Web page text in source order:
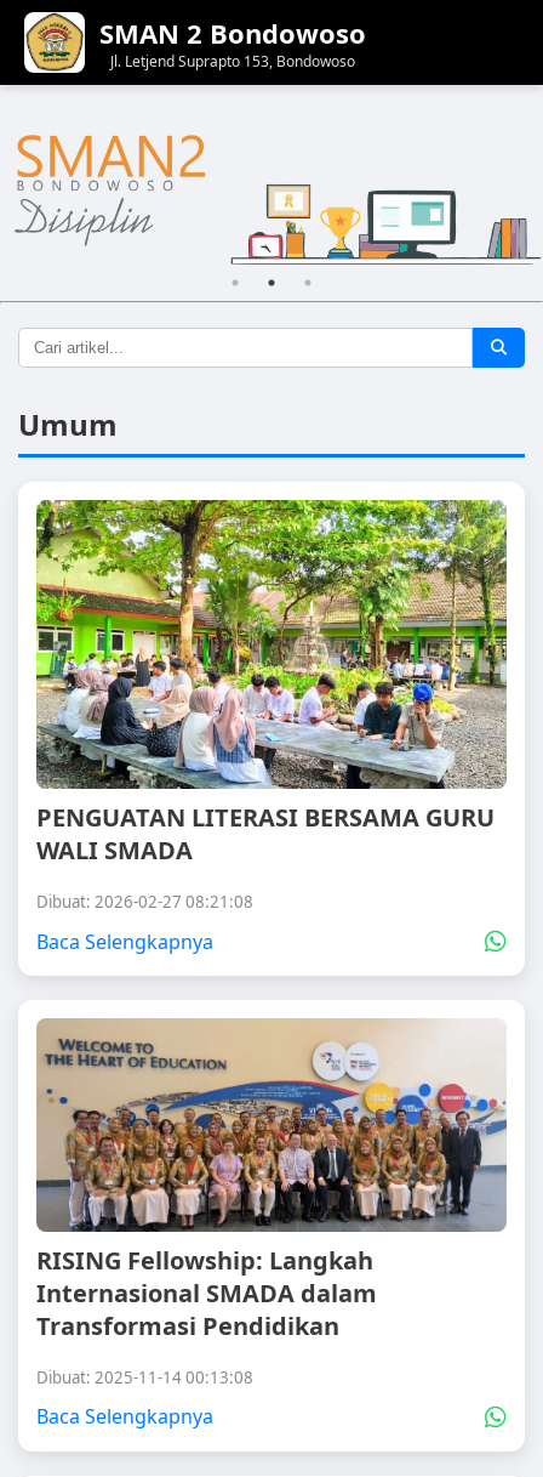
SMAN 2 Bondowoso
Jl. Letjend Suprapto 153, Bondowoso
Umum
PENGUATAN LITERASI BERSAMA GURU
WALI SMADA
Dibuat: 2026-02-27 08:21:08
Baca Selengkapnya
RISING Fellowship: Langkah
Internasional SMADA dalam
Transformasi Pendidikan
Dibuat: 2025-11-14 00:13:08
Baca Selengkapnya